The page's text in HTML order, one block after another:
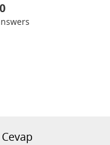
0
Cevap